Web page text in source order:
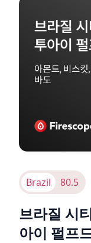
Brazil 80.5
브라질 시
아이 펄프